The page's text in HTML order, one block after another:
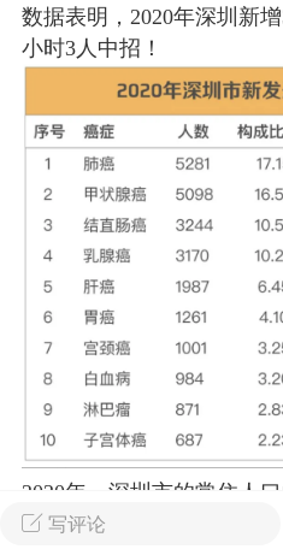
·特急预警】关
节返乡期间“闪
急提示
如何购买【
【养正护络
小海（
容平，顺时收
0
谷气行、营
下的脾胃调
写评论
数据表明，2020年深圳新
小时3人中招！
2020年，深圳市的常住人
瘤病例30808例，比上一年